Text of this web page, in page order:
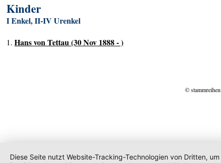
Kinder
I Enkel, II-IV Urenkel
1.Hans von Tettau (30 Nov 1888 - )
©
Diese Seite nutzt Website-Tracking-Technologien von Dritten, um